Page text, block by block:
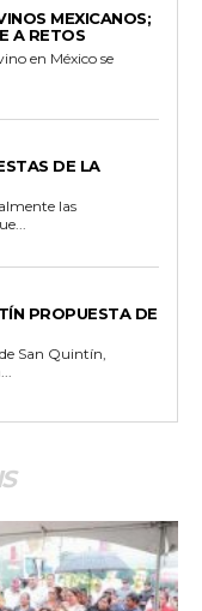
MEXICANOS;
A RETOS
DE LA
PROPUESTA DE